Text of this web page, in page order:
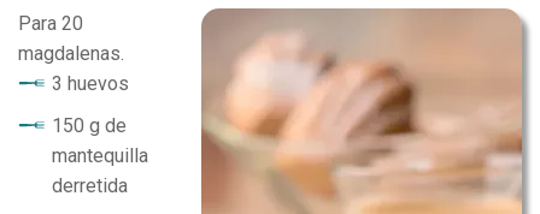
Para 20
magdalenas.
3 huevos
150 g de
mantequilla
derretida